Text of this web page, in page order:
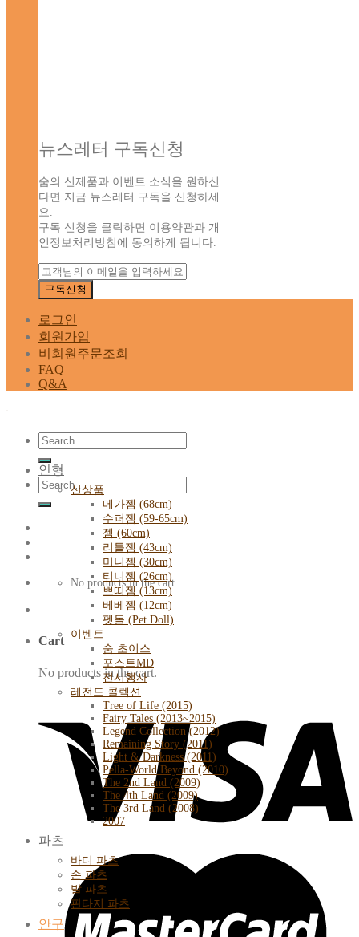
뉴스레터 구독신청
숨의 신제품과 이벤트 소식을 원하신
다면 지금 뉴스레터 구독을 신청하세
요.
구독 신청을 클릭하면 이용약관과 개
인정보처리방침에 동의하게 됩니다.
로그인
회원가입
비회원주문조회
FAQ
Q&A
Search
for:
Search
for:
No products in the cart.
Cart
No products in the cart.
인형
신상품
메가젬 (68cm)
수퍼젬 (59-65cm)
젬 (60cm)
리틀젬 (43cm)
미니젬 (30cm)
티니젬 (26cm)
쁘띠젬 (13cm)
베베젬 (12cm)
펫돌 (Pet Doll)
이벤트
숨 초이스
포스트MD
전시행사
레전드 콜렉션
Tree of Life (2015)
Fairy Tales (2013~2015)
Legend Collection (2012)
Remaining Story (2011)
Light & Darkness (2011)
Pella-World Beyond (2010)
The 2nd Land (2009)
The 4th Land (2009)
The 3rd Land (2008)
2007
파츠
바디 파츠
손 파츠
발 파츠
판타지 파츠
안구